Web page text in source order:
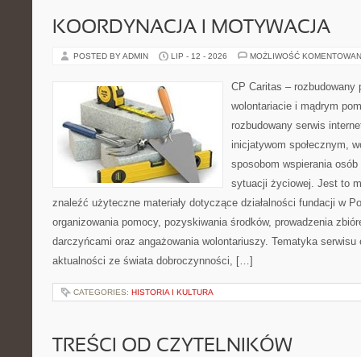
KOORDYNACJA I MOTYWACJA
POSTED BY ADMIN LIP - 12 - 2026 MOŻLIWOŚĆ
CP Caritas – rozbudowany
wolontariacie i mądrym
rozbudowany serwis
inicjatywom społecznym,
sposobom wspierania
sytuacji życiowej. Jest to
znaleźć użyteczne materiały dotyczące działalności fundacji w
organizowania pomocy, pozyskiwania środków, prowadzenia
darczyńcami oraz angażowania wolontariuszy. Tematyka
aktualności ze świata dobroczynności, […]
CATEGORIES: HISTORIA I KULTURA
TREŚCI OD CZYTELNIKÓW